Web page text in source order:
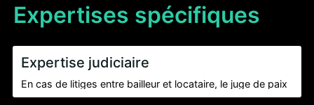
Expertises spécifiques
Expertise judiciaire
En cas de litiges entre bailleur et locataire, le juge de paix
fera appel à nos services en qualité d’experts immobiliers